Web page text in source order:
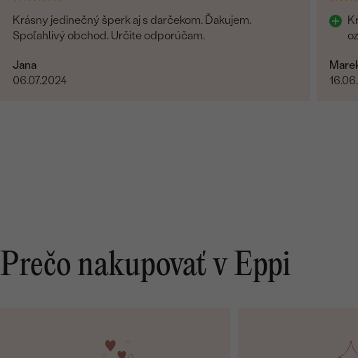
Krásny jedinečný šperk aj s darčekom. Ďakujem.
Spoľahlivý obchod. Určite odporúčam.
Jana
06.07.2024
Prečo nakupovať v Eppi